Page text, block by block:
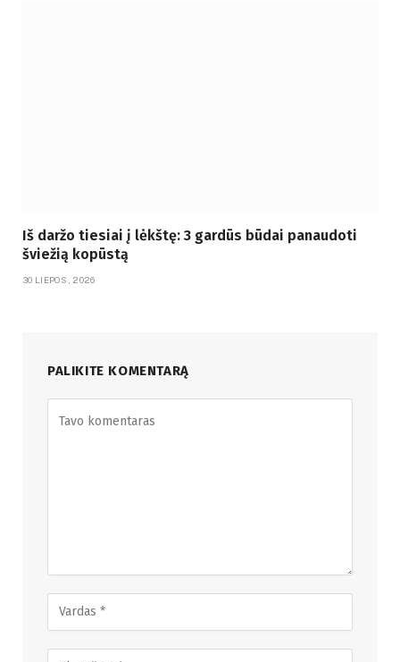
Iš daržo tiesiai į lėkštę: 3 gardūs būdai panaudoti
šviežią kopūstą
30 LIEPOS, 2026
PALIKITE KOMENTARĄ